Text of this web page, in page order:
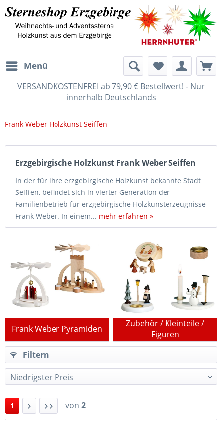
Menü
VERSANDKOSTENFREI ab 79,90 € Bestellwert! - Nur
innerhalb Deutschlands
Frank Weber Holzkunst Seiffen
Erzgebirgische Holzkunst Frank Weber Seiffen
In der für ihre erzgebirgische Holzkunst bekannte Stadt
Seiffen, befindet sich in vierter Generation der
Familienbetrieb für erzgebirgische Holzkunsterzeugnisse
Frank Weber. In einem... mehr erfahren »
Frank Weber Pyramiden
Zubehör / Kleinteile /
Figuren
Filtern
1 von 2